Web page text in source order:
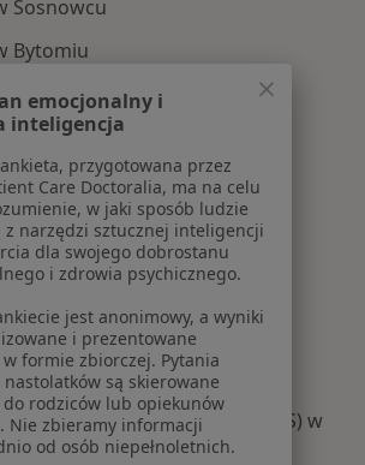
Sosnowcu
Bytomiu
Tychach
kategorii: W pobliżu Katowic
choroby
w Katowicach
w Katowicach
w Katowicach
w Katowicach
jajników (PCOS / PMOS) w
emocjonalny i
inteligencja
przygotowana przez
Care Doctoralia, ma na celu
w jaki sposób ludzie
z narzędzi sztucznej inteligencji
dla swojego dobrostanu
i zdrowia psychicznego.
jest anonimowy, a wyniki
i prezentowane
w formie zbiorczej. Pytania
nastolatków są skierowane
do rodziców lub opiekunów
Nie zbieramy informacji
od osób niepełnoletnich.